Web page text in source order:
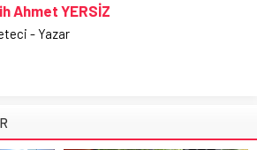
Ahmet YERSİZ
- Yazar